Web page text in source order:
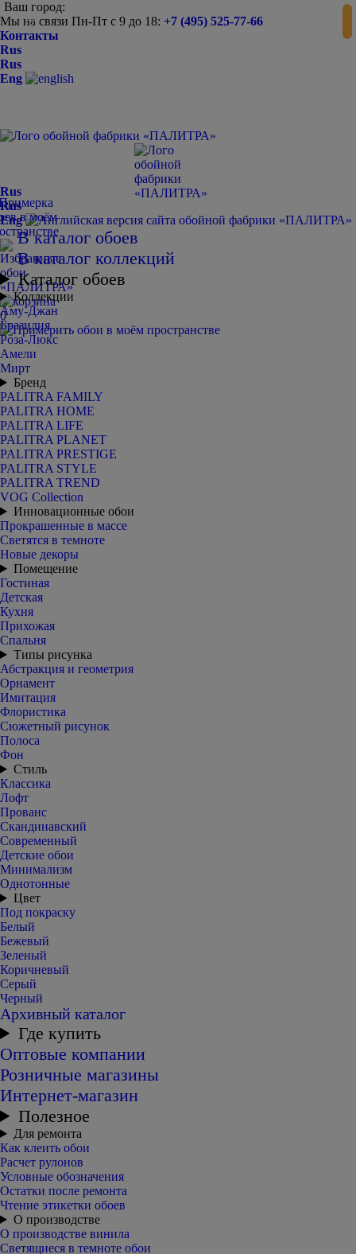
Ваш город:
Мы на связи Пн-Пт с 9 до 18: +7 (495) 525-77-66
Контакты
Rus
Rus
Eng
0
Rus
Rus
Eng
В каталог обоев
В каталог коллекций
Каталог обоев
Коллекции
Аму-Джан
Бразилия
Роза-Люкс
Амели
Мирт
Бренд
PALITRA FAMILY
PALITRA HOME
PALITRA LIFE
PALITRA PLANET
PALITRA PRESTIGE
PALITRA STYLE
PALITRA TREND
VOG Collection
Инновационные обои
Прокрашенные в массе
Светятся в темноте
Новые декоры
Помещение
Гостиная
Детская
Кухня
Прихожая
Спальня
Типы рисунка
Абстракция и геометрия
Орнамент
Имитация
Флористика
Сюжетный рисунок
Полоса
Фон
Стиль
Классика
Лофт
Прованс
Скандинавский
Современный
Детские обои
Минимализм
Однотонные
Цвет
Под покраску
Белый
Бежевый
Зеленый
Коричневый
Серый
Черный
Архивный каталог
Где купить
Оптовые компании
Розничные магазины
Интернет-магазин
Полезное
Для ремонта
Как клеить обои
Расчет рулонов
Условные обозначения
Остатки после ремонта
Чтение этикетки обоев
О производстве
О производстве винила
Светящиеся в темноте обои
-